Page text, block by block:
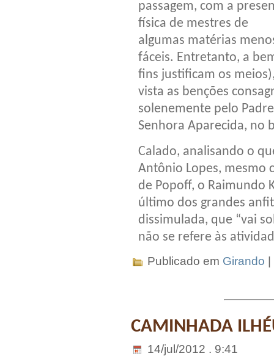
passagem, com a
física de mestres de
algumas matérias
fáceis. Entretanto, a
fins justificam os
vista as benções
solenemente pelo
Senhora Aparecida, no
Calado, analisando o
Antônio Lopes, mesmo
de Popoff, o Raimundo
último dos grandes
dissimulada, que “vai
não se refere às
Publicado em Girando
CAMINHADA
14/jul/2012 . 9:41